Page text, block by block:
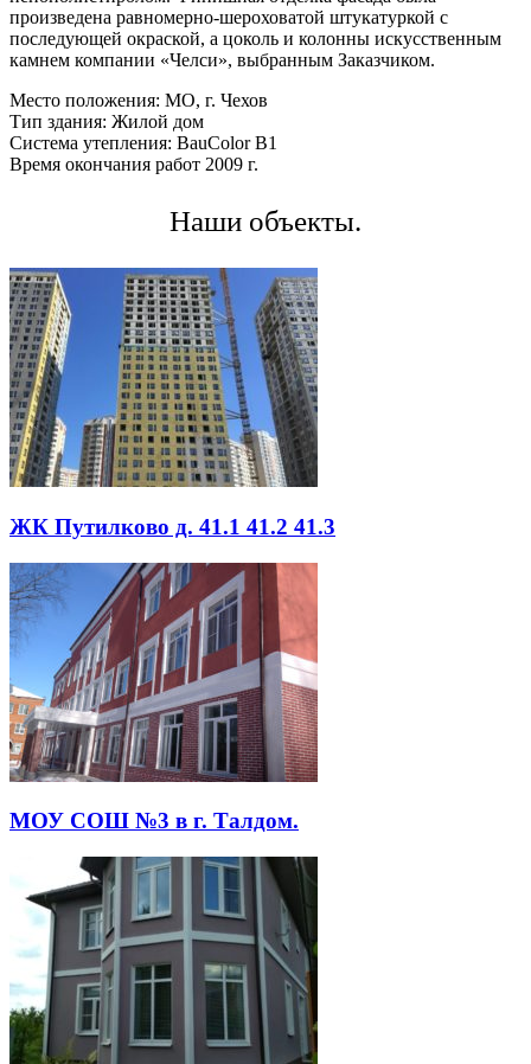
произведена равномерно-шероховатой штукатуркой с
последующей окраской, а цоколь и колонны искусственным
камнем компании «Челси», выбранным Заказчиком.
Место положения: МО, г. Чехов
Тип здания: Жилой дом
Система утепления: BauColor B1
Время окончания работ 2009 г.
Наши объекты.
ЖК Путилково д. 41.1 41.2 41.3
МОУ СОШ №3 в г. Талдом.